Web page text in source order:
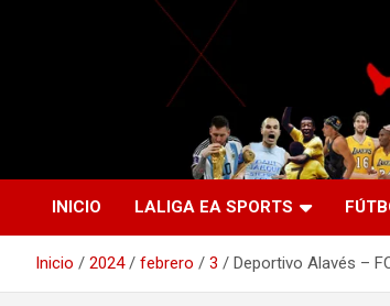
Agente Libre
La nueva generación del periodismo deportivo.
INICIO LALIGA EA SPORTS
Inicio 2024 febrero 3 Deportivo Alavés –